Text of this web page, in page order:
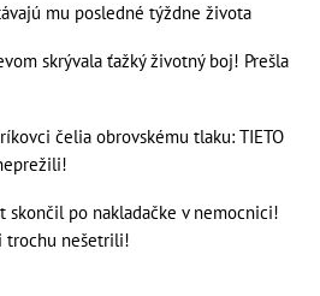
mu posledné týždne života
skrývala ťažký životný boj! Prešla
čelia obrovskému tlaku: TIETO
skončil po nakladačke v nemocnici!
trochu nešetrili!